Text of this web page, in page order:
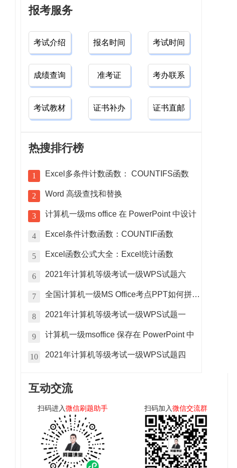
报考服务
考试介绍 报名时间 考试时间
成绩查询 准考证 考办联系
考试教材 证书补办 证书直邮
热搜排行榜
1 Excel多条件计数函数： COUNTIFS函数
2 Word 高级查找和替换
3 计算机一级ms office 在 PowerPoint 中设计
4 Excel条件计数函数：COUNTIF函数
5 Excel函数公式大全：Excel统计函数
6 2021年计算机等级考试一级WPS试题六
7 全国计算机一级MS Office考点PPT如何拼写检查
8 2021年计算机等级考试一级WPS试题一
9 计算机一级msoffice 保存在 PowerPoint 中
10 2021年计算机等级考试一级WPS试题四
互动交流
扫码进入微信刷题助手 扫码加入微信交流群